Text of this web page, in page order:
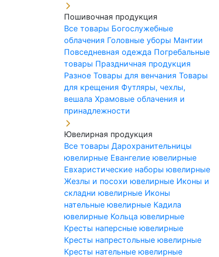
Пошивочная продукция
Все товары Богослужебные
облачения Головные уборы Мантии
Повседневная одежда Погребальные
товары Праздничная продукция
Разное Товары для венчания Товары
для крещения Футляры, чехлы,
вешала Храмовые облачения и
принадлежности
Ювелирная продукция
Все товары Дарохранительницы
ювелирные Евангелие ювелирные
Евхаристические наборы ювелирные
Жезлы и посохи ювелирные Иконы и
складни ювелирные Иконы
нательные ювелирные Кадила
ювелирные Кольца ювелирные
Кресты наперсные ювелирные
Кресты напрестольные ювелирные
Кресты нательные ювелирные